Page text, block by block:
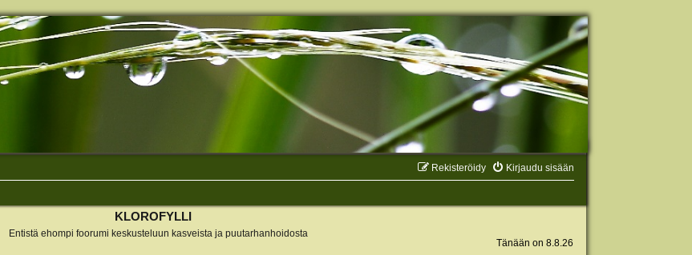
Kirjaudu sisään
Rekisteröidy
KLOROFYLLI
Entistä ehompi foorumi keskusteluun kasveista ja puutarhanhoidosta
Tänään on 8.8.26